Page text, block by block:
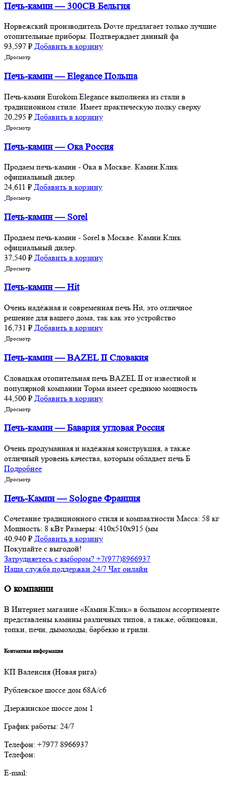
Печь-камин — 300CB Бельгия
Норвежский производитель Dovre предлагает только лучшие
отопительные приборы. Подтверждает данный фа
93,597 ₽ Добавить в корзину
Просмотр
Печь-камин — Elegance Польша
Печь-камин Eurokom Elegance выполнена из стали в
традиционном стиле. Имеет практическую полку сверху
20,295 ₽ Добавить в корзину
Просмотр
Печь-камин — Ока Россия
Продаем печь-камин - Ока в Москве. Камин.Клик
официальный дилер.
24,611 ₽ Добавить в корзину
Просмотр
Печь-камин — Sorel
Продаем печь-камин - Sorel в Москве. Камин.Клик
официальный дилер.
37,540 ₽ Добавить в корзину
Просмотр
Печь-камин — Hit
Очень надёжная и современная печь Hit, это отличное
решение для вашего дома, так как это устройство
16,731 ₽ Добавить в корзину
Просмотр
Печь-камин — BAZEL II Словакия
Словацкая отопительная печь BAZEL II от известной и
популярной компании Торма имеет среднюю мощность
44,500 ₽ Добавить в корзину
Просмотр
Печь-камин — Бавария угловая Россия
Очень продуманная и надёжная конструкция, а также
отличный уровень качества, которым обладает печь Б
Подробнее
Просмотр
Печь-Камин — Sologne Франция
Сочетание традиционного стиля и компактности Масса: 58 кг
Мощность: 8 кВт Размеры: 410x510x915 (мм
40,940 ₽ Добавить в корзину
Покупайте с выгодой!
Затрудняетесь с выбором? +7(977)8966937
Наша служба поддержки 24/7 Чат онлайн
О компании
В Интернет магазине «Камин.Клик» в большом ассортименте
представлены камины различных типов, а также, облицовки,
топки, печи, дымоходы, барбекю и грили.
Контактная информация
КП Валенсия (Новая рига)
Рублевское шоссе дом 68А/с6
Дзержинское шоссе дом 1
График работы: 24/7
Телефон: +7977 8966937
Телефон:
E-mail: